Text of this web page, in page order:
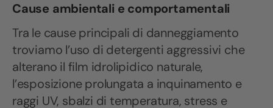
Cause ambientali e comportamentali
Tra le cause principali di danneggiamento
troviamo l’uso di detergenti aggressivi che
alterano il film idrolipidico naturale,
l’esposizione prolungata a inquinamento e
raggi UV, sbalzi di temperatura, stress e